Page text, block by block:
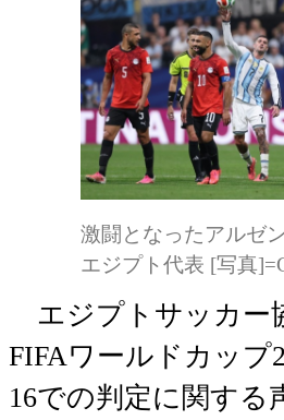
激闘となったアルゼ
エジプト代表 [写真
エジプトサッカー
FIFAワールドカップ
16での判定に関する